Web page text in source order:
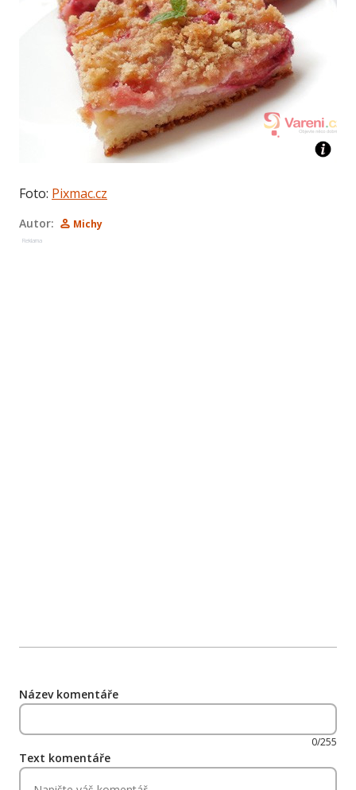
Foto: Pixmac.cz
Autor: Michy
Reklama
Název komentáře
0/255
Text komentáře